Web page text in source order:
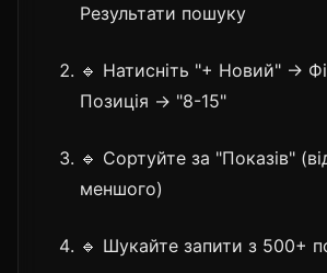
Результати пошуку
🔹 Натисніть "+ Новий" →
Позиція → "8-15"
🔹 Сортуйте за "Показів"
меншого)
🔹 Шукайте запити з 500+